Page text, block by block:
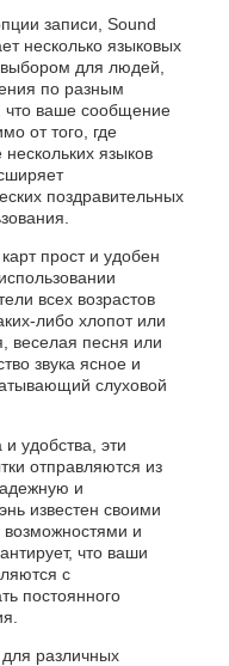
записи, Sound
несколько языковых
для людей,
по разным
что ваше сообщение
от того, где
языков
поздравительных
прост и удобен
всех возрастов
либо хлопот или
веселая песня или
звука ясное и
слуховой
удобства, эти
отправляются из
и
известен своими
и
что ваши
с
постоянного
различных